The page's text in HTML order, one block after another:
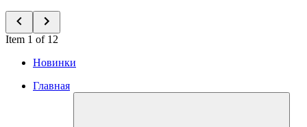
Item 1 of 12
Новинки
Главная